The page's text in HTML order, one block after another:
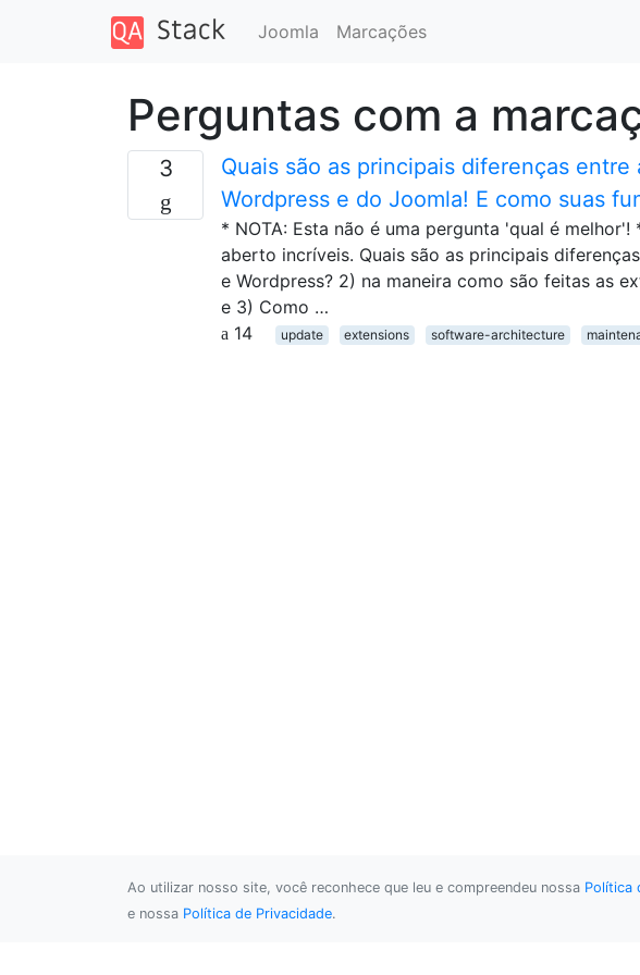
Joomla Marcações
Perguntas com a
3
Quais são as principais diferenças
Wordpress e do Joomla! E como suas
* NOTA: Esta não é uma pergunta 'qual é
aberto incríveis. Quais são as principais
e Wordpress? 2) na maneira como são feitas as
e 3) Como …
14
update extensions software-architecture
Ao utilizar nosso site, você reconhece que leu e compreendeu nossa Política
e nossa Política de Privacidade.